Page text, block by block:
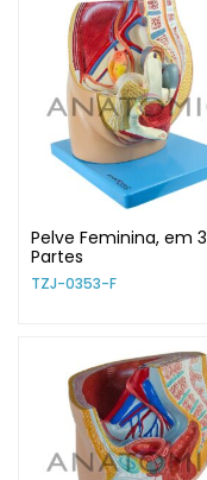
Pelve Feminina, em 3
Partes
TZJ-0353-F